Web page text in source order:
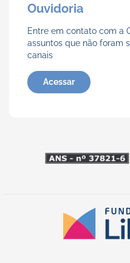
Ouvidoria
Entre em contato com a
assuntos que não foram
canais
Acessar